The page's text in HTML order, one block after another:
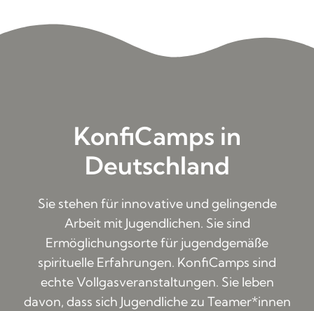
KonfiCamps in
Deutschland
Sie stehen für innovative und gelingende
Arbeit mit Jugendlichen. Sie sind
Ermöglichungsorte für jugendgemäße
spirituelle Erfahrungen. KonfiCamps sind
echte Vollgasveranstaltungen. Sie leben
davon, dass sich Jugendliche zu Teamer*innen